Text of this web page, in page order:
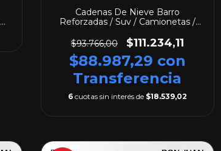
Cadenas De Nieve Barro
Reforzadas / Suv / Camionetas /
$93.766,00
$111.234,11
$88.987,29 con
Transferencia
6 cuotas sin interés de $18.539,02